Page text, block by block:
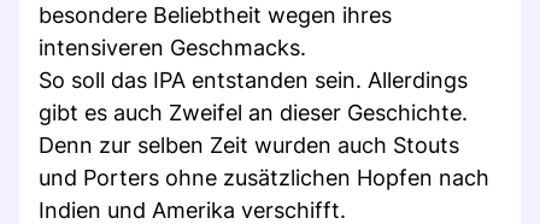
besondere Beliebtheit wegen ihres
intensiveren Geschmacks.
So soll das IPA entstanden sein. Allerdings
gibt es auch Zweifel an dieser Geschichte.
Denn zur selben Zeit wurden auch Stouts
und Porters ohne zusätzlichen Hopfen nach
Indien und Amerika verschifft.